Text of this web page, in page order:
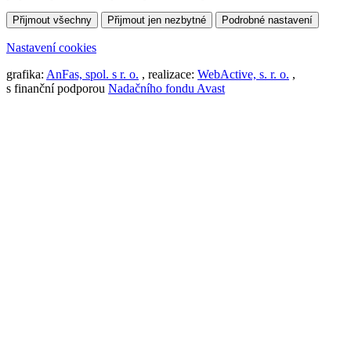
Přijmout všechny Přijmout jen nezbytné Podrobné nastavení
Nastavení cookies
grafika: AnFas, spol. s r. o. , realizace: WebActive, s. r. o. ,
s finanční podporou Nadačního fondu Avast